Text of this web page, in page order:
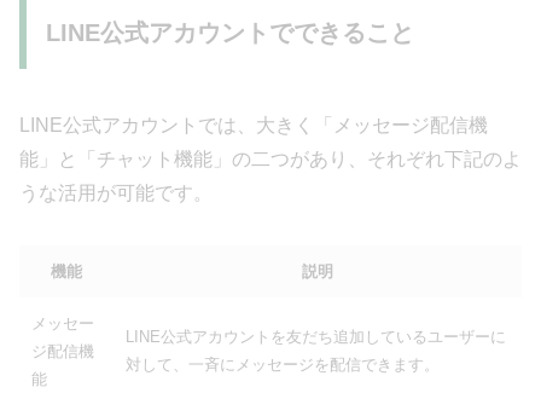
LINE公式アカウントでできること
LINE公式アカウントでは、大きく「メッセージ配信機
能」と「チャット機能」の二つがあり、それぞれ下記のよ
うな活用が可能です。
機能 説明
メッセー
ジ配信機
能
LINE公式アカウントを友だち追加しているユーザーに
対して、一斉にメッセージを配信できます。